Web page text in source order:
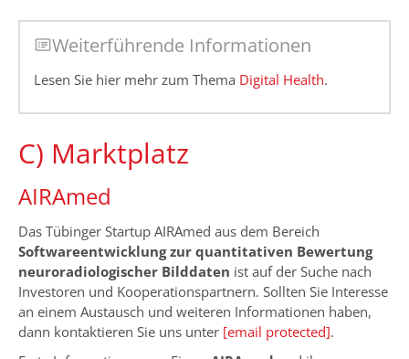
Weiterführende Informationen
Lesen Sie hier mehr zum Thema Digital Health.
C) Marktplatz
AIRAmed
Das Tübinger Startup AIRAmed aus dem Bereich
Softwareentwicklung zur quantitativen Bewertung
neuroradiologischer Bilddaten ist auf der Suche nach
Investoren und Kooperationspartnern. Sollten Sie Interesse
an einem Austausch und weiteren Informationen haben,
dann kontaktieren Sie uns unter [email protected].